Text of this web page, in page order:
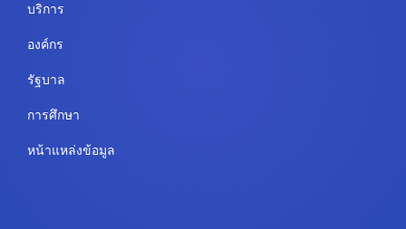
บริการ
องค์กร
รัฐบาล
การศึกษา
หน้าแหล่งข้อมูล